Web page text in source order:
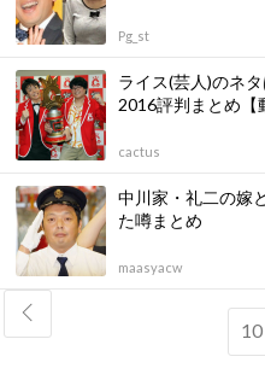
Pg_st
ライス(芸人)のネ
2016評判まとめ【
cactus
中川家・礼二の嫁
た噂まとめ
maasyacw